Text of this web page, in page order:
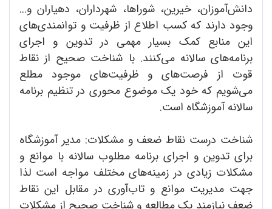
دانش‌آموزان، خیرین، شوراها، شهرداران، دهیاران و...
وجود دارند که کسب اطلاع از ظرفیت و توانمندی‌های
این منابع کمک بسیار مهمی در تدوین و اجرای
برنامه‌های سالانه می‌کنند. با شناخت صحیح از نقاط
قوت از فرصت‌های و ظرفیت‌های موجود مطلع
می‌شویم که خود یک موضوع محوری در تنظیم برنامه
سالانه آموزشگاه است.
شناخت درست نقاط ضعف و مشکلات: مدیر آموزشگاه
برای تدوین و اجرای برنامه مطلوب سالانه با موانع و
مشکلات زیادی در زمینه‌های مختلف مواجه است لذا
جهت مدیریت موانع و تاب‌آوری در مقابل این نقاط
ضعف نیازمند یک مطالعه و شناخت صحیح از مشکلات